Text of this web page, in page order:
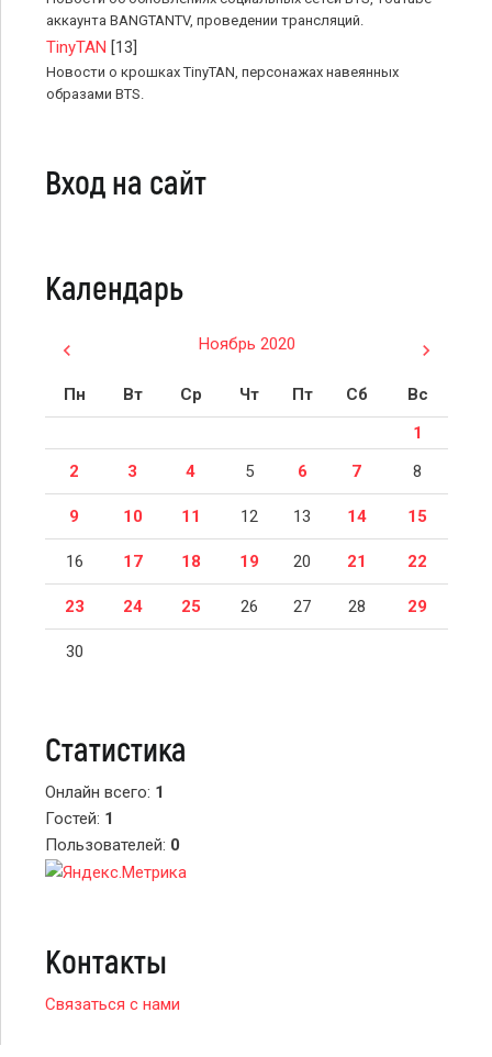
аккаунта BANGTANTV, проведении трансляций.
TinyTAN [13]
Новости о крошках TinyTAN, персонажах навеянных
образами BTS.
Вход на сайт
Календарь
Ноябрь 2020
Пн Вт Ср Чт Пт Сб
Вс
1
2
3 4 5 6 7 8
9 10 11 12 13 14 15
16 17 18 19 20 21 22
23 24 25 26 27 28 29
30
Статистика
Онлайн всего: 1
Гостей: 1
Пользователей: 0
Контакты
Связаться с нами